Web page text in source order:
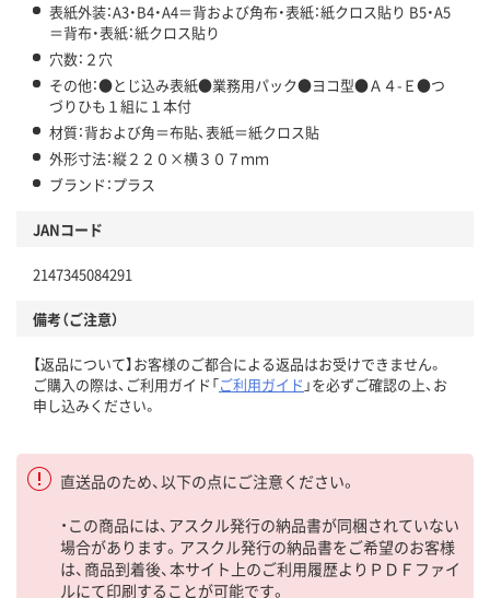
表紙外装：A3・B4・A4＝背および角布・表紙：紙クロス貼り B5・A5
＝背布・表紙：紙クロス貼り
穴数：２穴
その他：●とじ込み表紙●業務用パック●ヨコ型●Ａ４-Ｅ●つ
づりひも１組に１本付
材質：背および角＝布貼、表紙＝紙クロス貼
外形寸法：縦２２０×横３０７ｍｍ
ブランド：プラス
JANコード
2147345084291
備考（ご注意）
【返品について】お客様のご都合による返品はお受けできません。
ご購入の際は、ご利用ガイド「ご利用ガイド 」を必ずご確認の上、お
申し込みください。
直送品のため、以下の点にご注意ください。
・この商品には、アスクル発行の納品書が同梱されていない
場合があります。アスクル発行の納品書をご希望のお客様
は、商品到着後、本サイト上のご利用履歴よりＰＤＦファイ
ルにて印刷することが可能です。